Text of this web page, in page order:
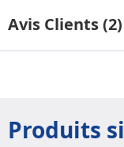
Avis Clients (2)
Produits